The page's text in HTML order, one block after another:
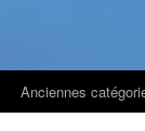
Anciennes